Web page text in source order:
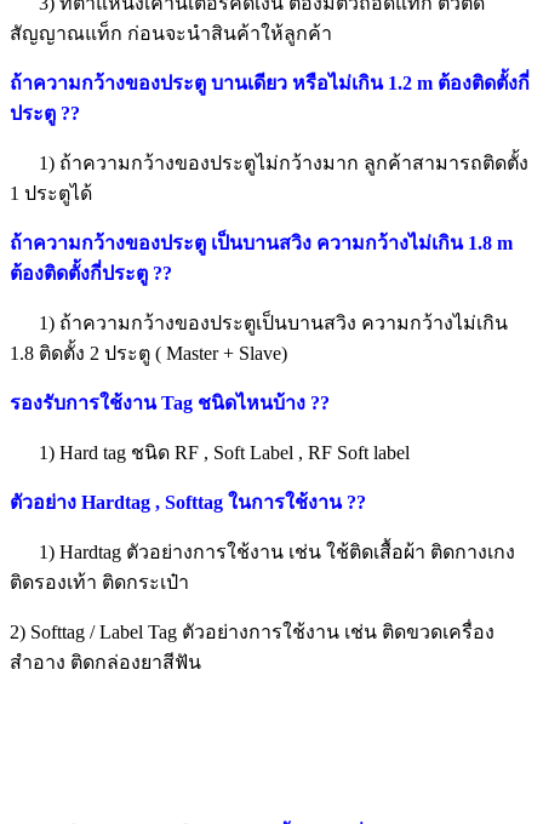
สัญญาณแท็ก ก่อนจะนำสินค้าให้ลูกค้า
ถ้าความกว้างของประตู บานเดียว หรือไม่เกิน 1.2 m ต้องติดตั้งกี่
ประตู ??
1) ถ้าความกว้างของประตูไม่กว้างมาก ลูกค้าสามารถติดตั้ง
1 ประตูได้
ถ้าความกว้างของประตู เป็นบานสวิง ความกว้างไม่เกิน 1.8 m
ต้องติดตั้งกี่ประตู ??
1) ถ้าความกว้างของประตูเป็นบานสวิง ความกว้างไม่เกิน
1.8 ติดตั้ง 2 ประตู ( Master + Slave)
รองรับการใช้งาน Tag ชนิดไหนบ้าง ??
1) Hard tag ชนิด RF , Soft Label , RF Soft label
ตัวอย่าง Hardtag , Softtag ในการใช้งาน ??
1) Hardtag ตัวอย่างการใช้งาน เช่น ใช้ติดเสื้อผ้า ติดกางเกง
ติดรองเท้า ติดกระเป๋า
2) Softtag / Label Tag ตัวอย่างการใช้งาน เช่น ติดขวดเครื่อง
สำอาง ติดกล่องยาสีฟัน